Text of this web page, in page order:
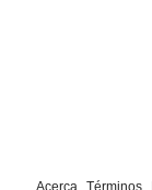
Acerca Términos